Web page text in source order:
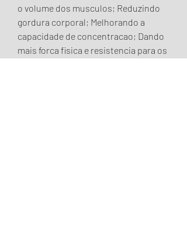
o volume dos musculos; Reduzindo
gordura corporal; Melhorando a
capacidade de concentracao; Dando
mais forca fisica e resistencia para os